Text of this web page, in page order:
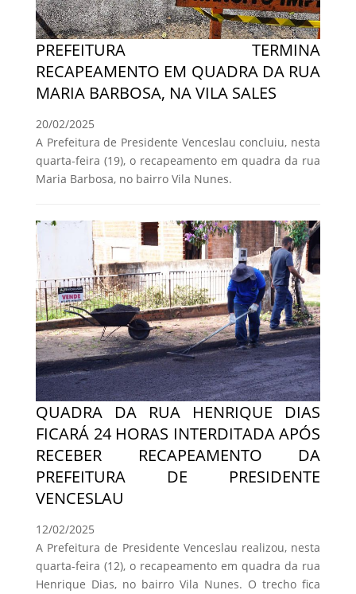
PREFEITURA TERMINA
RECAPEAMENTO EM QUADRA DA RUA
MARIA BARBOSA, NA VILA SALES
20/02/2025
A Prefeitura de Presidente Venceslau concluiu, nesta
quarta-feira (19), o recapeamento em quadra da rua
Maria Barbosa, no bairro Vila Nunes.
QUADRA DA RUA HENRIQUE DIAS
FICARÁ 24 HORAS INTERDITADA APÓS
RECEBER RECAPEAMENTO DA
PREFEITURA DE PRESIDENTE
VENCESLAU
12/02/2025
A Prefeitura de Presidente Venceslau realizou, nesta
quarta-feira (12), o recapeamento em quadra da rua
Henrique Dias, no bairro Vila Nunes. O trecho fica